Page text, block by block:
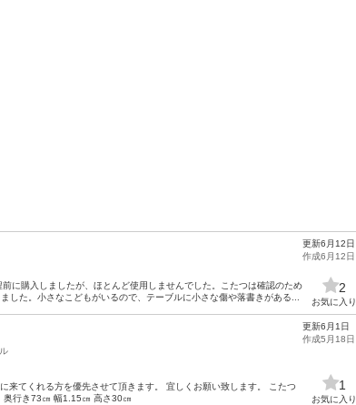
に購入しましたが、ほとんど使用しませんでした。こたつは確認のため
した。小さなこどもがいるので、テーブルに小さな傷や落書きがある...
更新6月12日
作成6月12日
2
お気に入り
てくれる方を優先させて頂きます。 宜しくお願い致します。 こたつ
奥行き73㎝ 幅1.15㎝ 高さ30㎝
更新6月1日
作成5月18日
1
お気に入り